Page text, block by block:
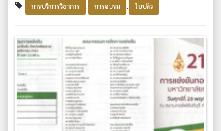
การบริการวิชาการ
, การอบรม , ใบปลิว